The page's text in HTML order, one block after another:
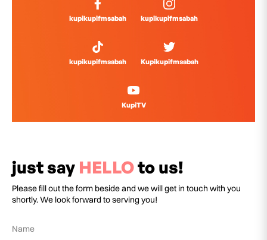
kupikupifmsabah kupikupifmsabah
kupikupifmsabah Kupikupifmsabah
KupiTV
just say HELLOto us!
Please fill out the form beside and we will get in touch with you
shortly. We look forward to serving you!